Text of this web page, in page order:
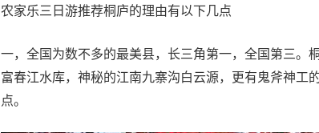
农家乐三日游推荐桐庐的理由有以下几点
一，全国为数不多的最美县，长三角第一，全国第三。
富春江水库，神秘的江南九寨沟白云源，更有鬼斧神工
点。